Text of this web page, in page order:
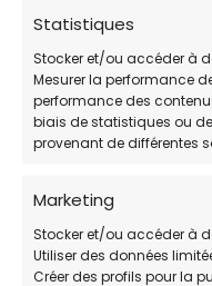
Statistiques
Stocker et/ou accéder à
Mesurer la performance
performance des
biais de statistiques ou
provenant de différentes
Marketing
Stocker et/ou accéder à
Utiliser des données
Créer des profils pour la
Mercredi
Jeudi
Vendredi
Dimanche